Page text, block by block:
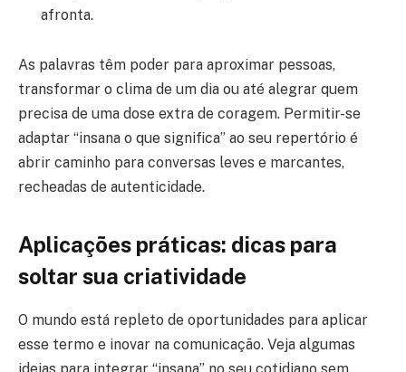
afronta.
As palavras têm poder para aproximar pessoas,
transformar o clima de um dia ou até alegrar quem
precisa de uma dose extra de coragem. Permitir-se
adaptar “insana o que significa” ao seu repertório é
abrir caminho para conversas leves e marcantes,
recheadas de autenticidade.
Aplicações práticas: dicas para
soltar sua criatividade
O mundo está repleto de oportunidades para aplicar
esse termo e inovar na comunicação. Veja algumas